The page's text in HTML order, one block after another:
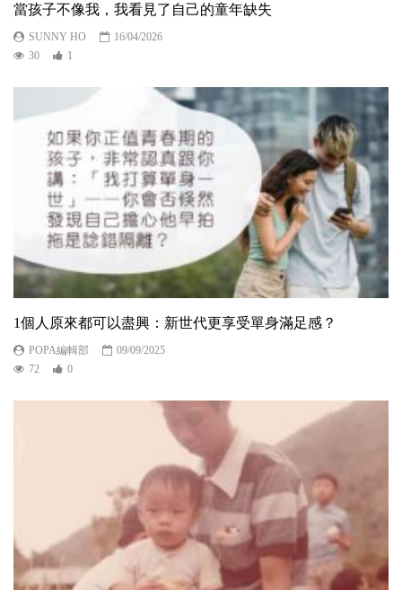
當孩子不像我，我看見了自己的童年缺失
SUNNY HO
16/04/2026
30
1
1個人原來都可以盡興：新世代更享受單身滿足感？
POPA編輯部
09/09/2025
72
0